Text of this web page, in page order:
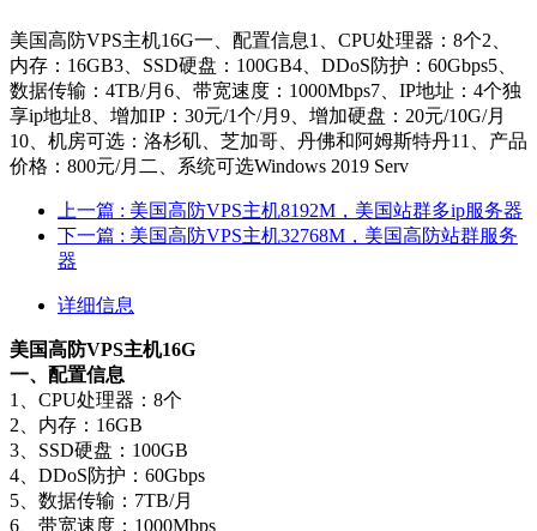
美国高防VPS主机16G一、配置信息1、CPU处理器：8个2、
内存：16GB3、SSD硬盘：100GB4、DDoS防护：60Gbps5、
数据传输：4TB/月6、带宽速度：1000Mbps7、IP地址：4个独
享ip地址8、增加IP：30元/1个/月9、增加硬盘：20元/10G/月
10、机房可选：洛杉矶、芝加哥、丹佛和阿姆斯特丹11、产品
价格：800元/月二、系统可选Windows 2019 Serv
上一篇 : 美国高防VPS主机8192M，美国站群多ip服务器
下一篇 : 美国高防VPS主机32768M，美国高防站群服务
器
详细信息
美国高防VPS主机16G
一、配置信息
1、CPU处理器：8个
2、内存：16GB
3、SSD硬盘：100GB
4、DDoS防护：60Gbps
5、数据传输：7TB/月
6、带宽速度：1000Mbps